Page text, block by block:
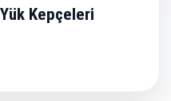
Kepçeleri